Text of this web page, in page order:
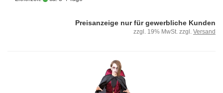
Preisanzeige nur für gewerbliche Kunden
zzgl. 19% MwSt. zzgl. Versand